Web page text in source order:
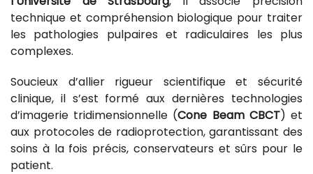
technique et compréhension biologique pour traiter
les pathologies pulpaires et radiculaires les plus
complexes.
Soucieux d’allier rigueur scientifique et sécurité
clinique, il s’est formé aux dernières technologies
d’imagerie tridimensionnelle (Cone Beam CBCT) et
aux protocoles de radioprotection, garantissant des
soins à la fois précis, conservateurs et sûrs pour le
patient.